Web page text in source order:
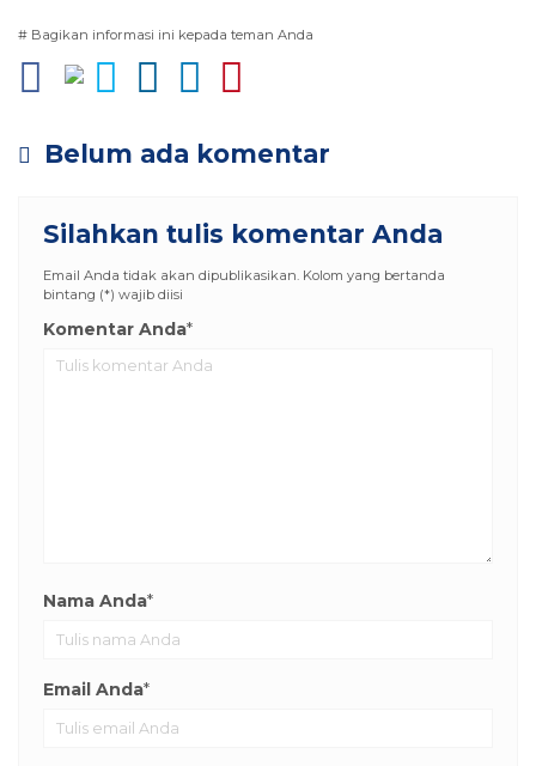
# Bagikan informasi ini kepada teman Anda
Belum ada komentar
Silahkan tulis komentar Anda
Email Anda tidak akan dipublikasikan. Kolom yang bertanda
bintang (*) wajib diisi
Komentar Anda*
Nama Anda*
Email Anda*